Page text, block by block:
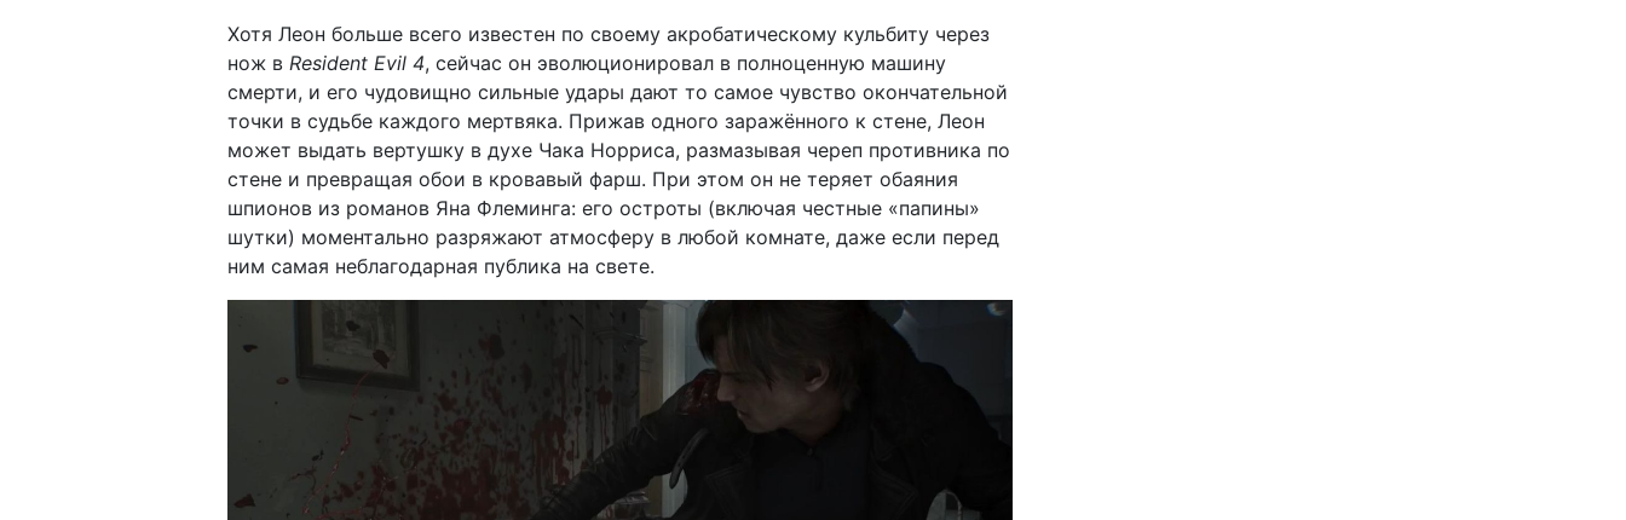
Хотя Леон больше всего известен по своему акробатическому кульбиту через
нож в Resident Evil 4, сейчас он эволюционировал в полноценную машину
смерти, и его чудовищно сильные удары дают то самое чувство окончательной
точки в судьбе каждого мертвяка. Прижав одного заражённого к стене, Леон
может выдать вертушку в духе Чака Норриса, размазывая череп противника по
стене и превращая обои в кровавый фарш. При этом он не теряет обаяния
шпионов из романов Яна Флеминга: его остроты (включая честные «папины»
шутки) моментально разряжают атмосферу в любой комнате, даже если перед
ним самая неблагодарная публика на свете.